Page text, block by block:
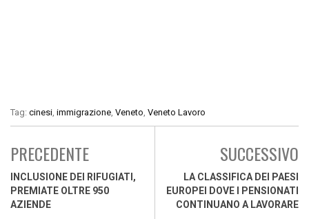
Tag: cinesi, immigrazione, Veneto, Veneto Lavoro
PRECEDENTE
INCLUSIONE DEI RIFUGIATI,
PREMIATE OLTRE 950
AZIENDE
SUCCESSIVO
LA CLASSIFICA DEI PAESI
EUROPEI DOVE I PENSIONATI
CONTINUANO A LAVORARE